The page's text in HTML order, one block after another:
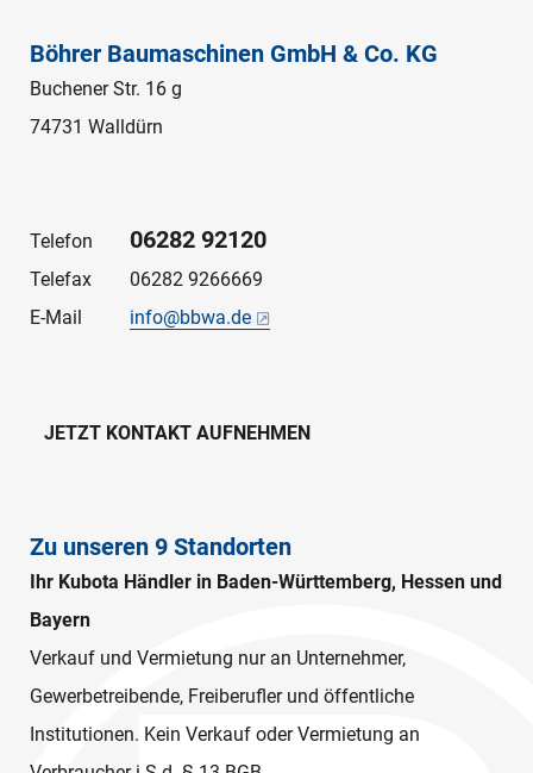
Böhrer Baumaschinen GmbH & Co. KG
Buchener Str. 16 g
74731 Walldürn
Telefon 06282 92120
Telefax
06282 9266669
E-Mail
info@bbwa.de
JETZT KONTAKT AUFNEHMEN
Zu unseren 9 Standorten
Ihr Kubota Händler in Baden-Württemberg, Hessen und
Bayern
Verkauf und Vermietung nur an Unternehmer,
Gewerbetreibende, Freiberufler und öffentliche
Institutionen. Kein Verkauf oder Vermietung an